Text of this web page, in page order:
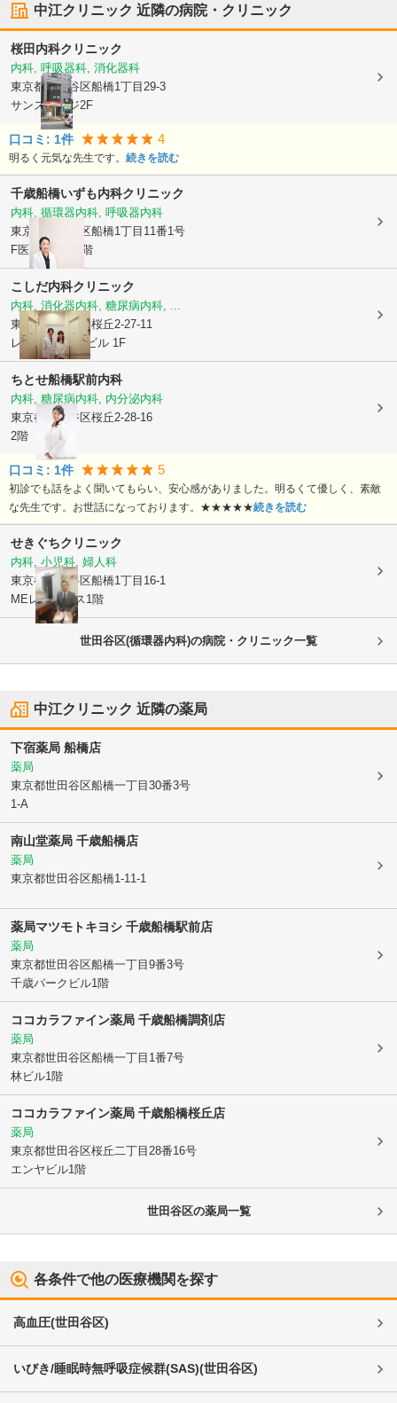
中江クリニック 近隣の病院・クリニック
桜田内科クリニック
内科, 呼吸器科, 消化器科
東京都世田谷区船橋1丁目29-3
サンステージ2F
口コミ: 1件 4
明るく元気な先生です。 続きを読む
千歳船橋いずも内科クリニック
内科, 循環器内科, 呼吸器内科
東京都世田谷区船橋1丁目11番1号
F医療モール2階
こしだ内科クリニック
内科, 消化器内科, 糖尿病内科, ...
東京都世田谷区桜丘2-27-11
レフィーノKMビル 1F
ちとせ船橋駅前内科
内科, 糖尿病内科, 内分泌内科
東京都世田谷区桜丘2-28-16
2階
口コミ: 1件 5
初診でも話をよく聞いてもらい、安心感がありました。明るくて優しく、素敵
な先生です。お世話になっております。★★★★★続きを読む
せきぐちクリニック
内科, 小児科, 婦人科
東京都世田谷区船橋1丁目16-1
MEレジデンス1階
世田谷区(循環器内科)の病院・クリニック一覧
中江クリニック 近隣の薬局
下宿薬局 船橋店
薬局
東京都世田谷区船橋一丁目30番3号
1-A
南山堂薬局 千歳船橋店
薬局
東京都世田谷区船橋1-11-1
薬局マツモトキヨシ 千歳船橋駅前店
薬局
東京都世田谷区船橋一丁目9番3号
千歳パークビル1階
ココカラファイン薬局 千歳船橋調剤店
薬局
東京都世田谷区船橋一丁目1番7号
林ビル1階
ココカラファイン薬局 千歳船橋桜丘店
薬局
東京都世田谷区桜丘二丁目28番16号
エンヤビル1階
世田谷区の薬局一覧
各条件で他の医療機関を探す
高血圧(世田谷区)
いびき/睡眠時無呼吸症候群(SAS)(世田谷区)